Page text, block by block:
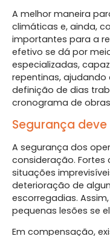
A melhor maneira
climáticas e, ainda,
importantes para a
efetivo se dá por
especializadas,
repentinas, ajudando
definição de dias
cronograma de
Segurança
A segurança dos
consideração. Fortes
situações
deterioração de
escorregadias.
pequenas lesões se
Em compensação,